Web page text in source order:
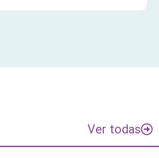
Ver todas